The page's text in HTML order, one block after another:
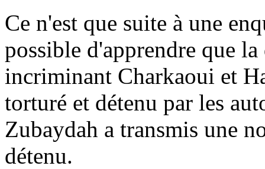
Ce n'est que suite à une
possible d'apprendre que
incriminant Charkaoui et
torturé et détenu par les
Zubaydah a transmis une
détenu.